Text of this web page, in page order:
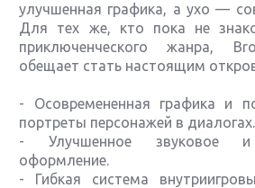
улучшенная графика, а ухо —
Для тех же, кто пока не
приключенческого жанра,
обещает стать настоящим
- Осовремененная графика и
портреты персонажей в диалогах.
- Улучшенное звуковое и
оформление.
- Гибкая система